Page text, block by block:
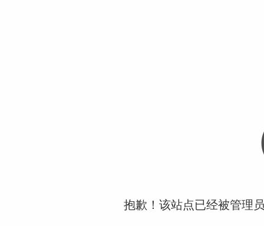
抱歉！该站点已经被管理